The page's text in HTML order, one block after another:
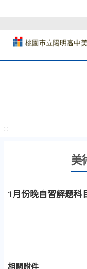
:::
美
1月份晚自習解題科
相關附件